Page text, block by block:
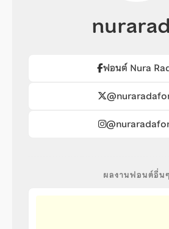
ฟอนต์ Nura
ผลงานฟอนต์อื่นๆ